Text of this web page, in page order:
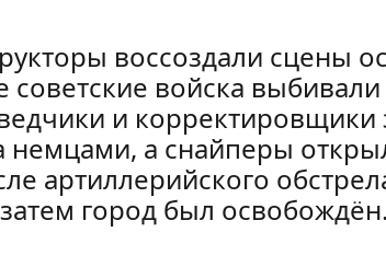
воссоздали сцены
советские войска
и корректировщики
немцами, а снайперы
артиллерийского
город был освобождён.